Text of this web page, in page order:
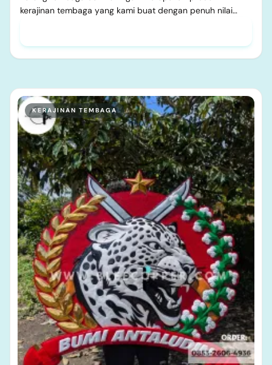
kerajinan tembaga yang kami buat dengan penuh nilai…
KERAJINAN TEMBAGA